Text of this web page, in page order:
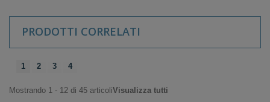
PRODOTTI CORRELATI
1 2 3 4
Mostrando 1 - 12 di 45 articoliVisualizza tutti